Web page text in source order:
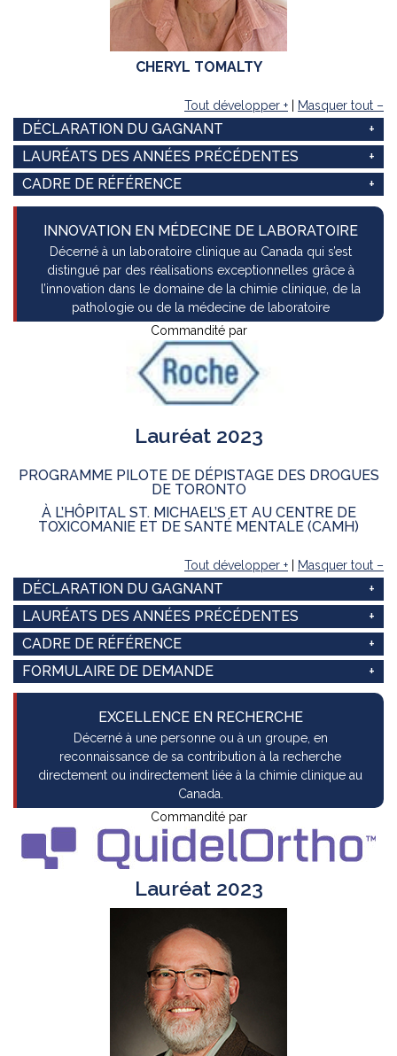
CHERYL TOMALTY
Tout développer + Masquer tout –
DÉCLARATION DU GAGNANT
LAURÉATS DES ANNÉES PRÉCÉDENTES
CADRE DE RÉFÉRENCE
INNOVATION EN MÉDECINE DE LABORATOIRE
Décerné à un laboratoire clinique au Canada qui s’est
distingué par des réalisations exceptionnelles grâce à
l’innovation dans le domaine de la chimie clinique, de la
pathologie ou de la médecine de laboratoire
Commandité par
Lauréat 2023
PROGRAMME PILOTE DE DÉPISTAGE DES DROGUES
DE TORONTO
À L’HÔPITAL ST. MICHAEL’S ET AU CENTRE DE
TOXICOMANIE ET DE SANTÉ MENTALE (CAMH)
Tout développer + | Masquer tout –
DÉCLARATION DU GAGNANT
LAURÉATS DES ANNÉES PRÉCÉDENTES
CADRE DE RÉFÉRENCE
FORMULAIRE DE DEMANDE
EXCELLENCE EN RECHERCHE
Décerné à une personne ou à un groupe, en
reconnaissance de sa contribution à la recherche
directement ou indirectement liée à la chimie clinique au
Canada.
Commandité par
Lauréat 2023